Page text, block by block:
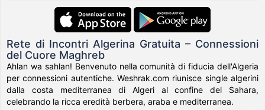
Rete di Incontri Algerina Gratuita – Connessioni
del Cuore Maghreb
Ahlan wa sahlan! Benvenuto nella comunità di fiducia dell'Algeria
per connessioni autentiche. Weshrak.com riunisce single algerini
dalla costa mediterranea di Algeri al confine del Sahara,
celebrando la ricca eredità berbera, araba e mediterranea.